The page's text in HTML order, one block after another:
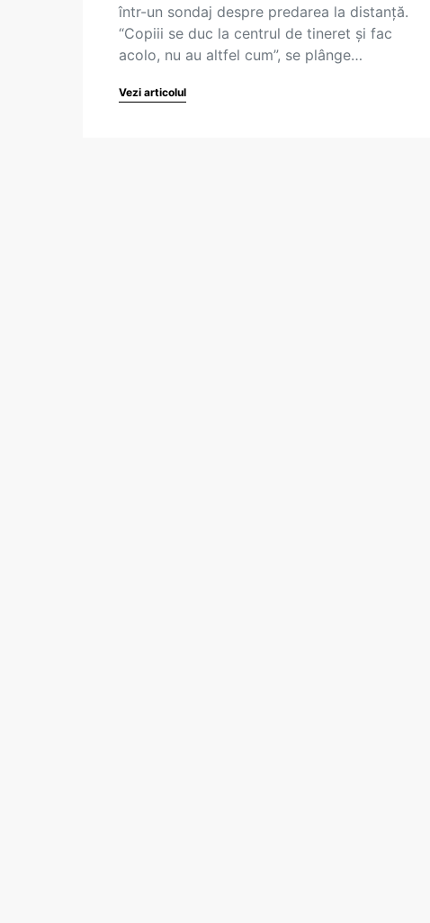
într-un sondaj despre predarea la distanță.
“Copiii se duc la centrul de tineret și fac
acolo, nu au altfel cum”, se plânge…
Vezi articolul